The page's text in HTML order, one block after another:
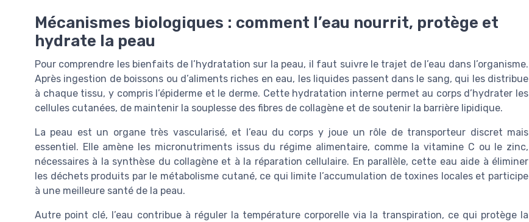
Mécanismes biologiques : comment l’eau nourrit, protège et
hydrate la peau
Pour comprendre les bienfaits de l’hydratation sur la peau, il faut suivre le trajet de l’eau dans l’organisme.
Après ingestion de boissons ou d’aliments riches en eau, les liquides passent dans le sang, qui les distribue
à chaque tissu, y compris l’épiderme et le derme. Cette hydratation interne permet au corps d’hydrater les
cellules cutanées, de maintenir la souplesse des fibres de collagène et de soutenir la barrière lipidique.
La peau est un organe très vascularisé, et l’eau du corps y joue un rôle de transporteur discret mais
essentiel. Elle amène les micronutriments issus du régime alimentaire, comme la vitamine C ou le zinc,
nécessaires à la synthèse du collagène et à la réparation cellulaire. En parallèle, cette eau aide à éliminer
les déchets produits par le métabolisme cutané, ce qui limite l’accumulation de toxines locales et participe
à une meilleure santé de la peau.
Autre point clé, l’eau contribue à réguler la température corporelle via la transpiration, ce qui protège la